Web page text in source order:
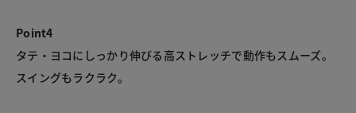
Point4
タテ・ヨコにしっかり伸びる高ストレッチで動作もスムーズ。
スイングもラクラク。